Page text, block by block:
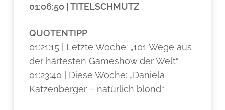
01:06:50 | TITELSCHMUTZ
QUOTENTIPP
01:21:15 | Letzte Woche: „101 Wege aus
der härtesten Gameshow der Welt“
01:23:40 | Diese Woche: „Daniela
Katzenberger – natürlich blond“